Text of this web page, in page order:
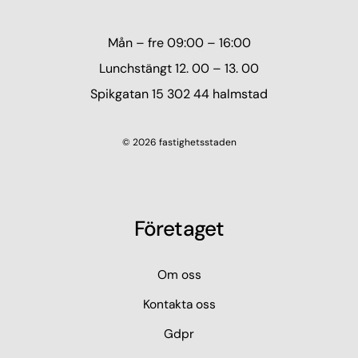
Mån – fre 09:00 – 16:00
Lunchstängt 12. 00 – 13. 00
Spikgatan 15 302 44 halmstad
© 2026 fastighetsstaden
Företaget
Om oss
Kontakta oss
Gdpr